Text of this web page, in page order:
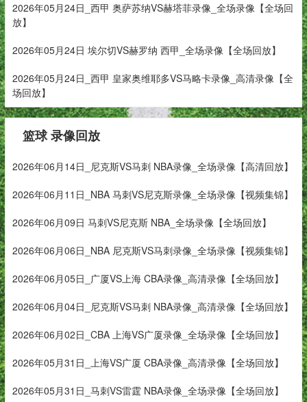
2026年05月24日_西甲 奥萨苏纳VS赫塔菲录像_全场录像【全场回
放】
2026年05月24日 埃尔切VS赫罗纳 西甲_全场录像【全场回放】
2026年05月24日_西甲 皇家奥维耶多VS马略卡录像_高清录像【全
场回放】
篮球 录像回放
2026年06月14日_尼克斯VS马刺 NBA录像_全场录像【高清回放】
2026年06月11日_NBA 马刺VS尼克斯录像_全场录像【视频集锦】
2026年06月09日 马刺VS尼克斯 NBA_全场录像【全场回放】
2026年06月06日_NBA 尼克斯VS马刺录像_全场录像【视频集锦】
2026年06月05日_广厦VS上海 CBA录像_高清录像【全场回放】
2026年06月04日_尼克斯VS马刺 NBA录像_高清录像【全场回放】
2026年06月02日_CBA 上海VS广厦录像_全场录像【全场回放】
2026年05月31日_上海VS广厦 CBA录像_高清录像【全场回放】
2026年05月31日_马刺VS雷霆 NBA录像_全场录像【全场回放】